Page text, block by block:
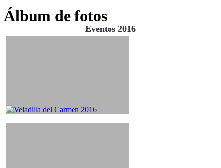
Álbum de fotos
Eventos 2016